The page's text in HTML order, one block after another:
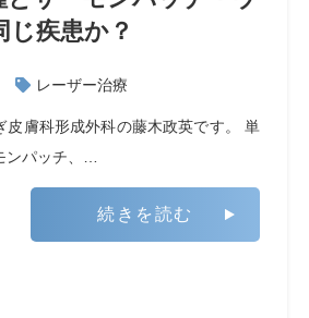
じ疾患か？
レーザー治療
皮膚科形成外科の藤木政英です。 単
ンパッチ、…
続きを読む